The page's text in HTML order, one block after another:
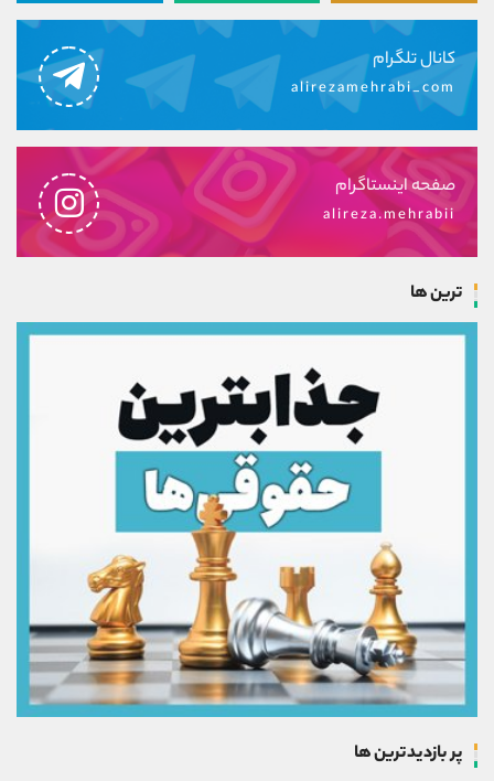
کانال تلگرام
alirezamehrabi_com
صفحه اینستاگرام
alireza.mehrabii
ترین ها
پر بازدیدترین ها